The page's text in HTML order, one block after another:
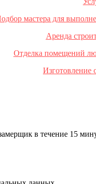
мастера для
Аренда
Отделка помещений
Изготовление
в течение 15